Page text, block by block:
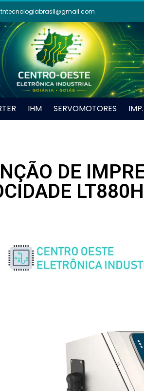
IHM SERVOMOTORES
DE